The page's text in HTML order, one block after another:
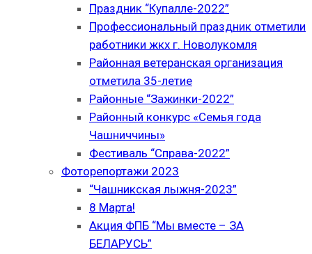
Праздник “Купалле-2022”
Профессиональный праздник отметили
работники жкх г. Новолукомля
Районная ветеранская организация
отметила 35-летие
Районные “Зажинки-2022”
Районный конкурс «Семья года
Чашниччины»
Фестиваль “Справа-2022”
Фоторепортажи 2023
“Чашникская лыжня-2023”
8 Марта!
Акция ФПБ “Мы вместе – ЗА
БЕЛАРУСЬ”